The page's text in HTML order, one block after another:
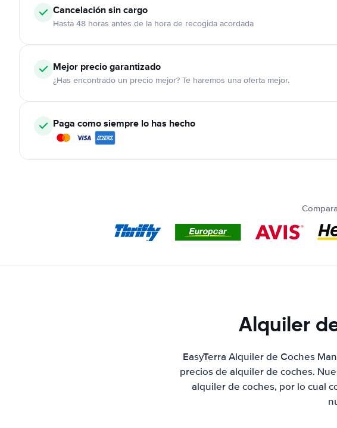
Cancelaciónsin cargo
Hasta 48 horas antes de la hora de recogida acordada
Mejor precio garantizado
¿Has encontrado un precio mejor? Te haremos una oferta mejor.
Paga como siempre lo has hecho
Alquiler
EasyTerra Alquiler de Coches
precios de alquiler de coches.
alquiler de coches, por lo cual